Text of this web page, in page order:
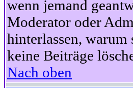
wenn jemand
Moderator oder
hinterlassen, warum
keine Beiträge
Nach oben